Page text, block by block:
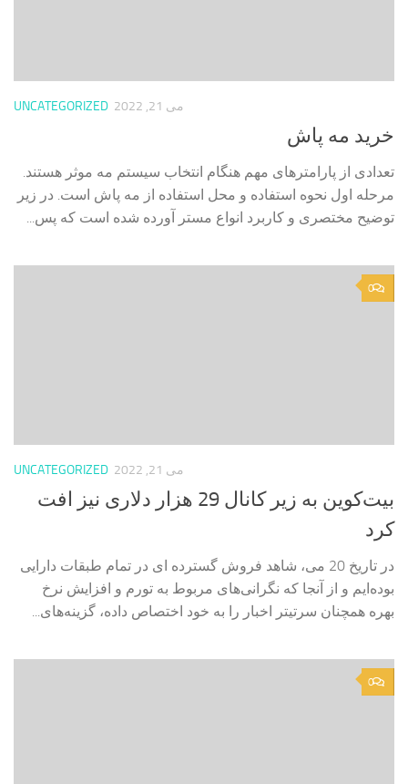
UNCATEGORIZED می 21, 2022
خرید مه پاش
تعدادی از پارامترهای مهم هنگام انتخاب سیستم مه موثر هستند.
مرحله اول نحوه استفاده و محل استفاده از مه پاش است. در زیر
توضیح مختصری و کاربرد انواع مستر آورده شده است که پس...
0
UNCATEGORIZED می 21, 2022
بیت‌کوین به زیر کانال 29 هزار دلاری نیز افت
کرد
در تاریخ 20 می، شاهد فروش گسترده ای در تمام طبقات دارایی
بوده‌ایم و از آنجا که نگرانی‌های مربوط به تورم و افزایش نرخ
بهره همچنان سرتیتر اخبار را به خود اختصاص داده، گزینه‌های...
0